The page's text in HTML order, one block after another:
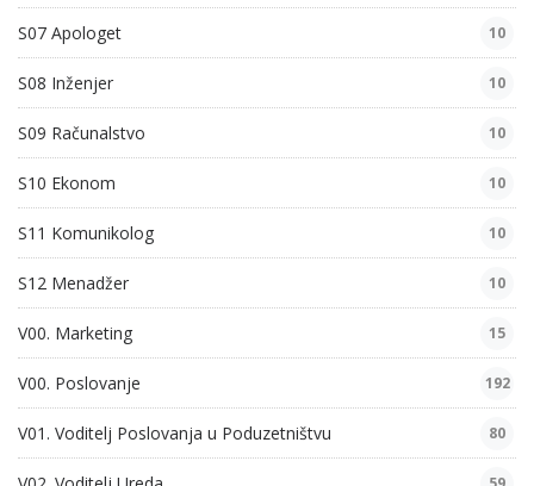
S07 Apologet 10
S08 Inženjer 10
S09 Računalstvo 10
S10 Ekonom 10
S11 Komunikolog 10
S12 Menadžer 10
V00. Marketing 15
V00. Poslovanje 192
V01. Voditelj Poslovanja u Poduzetništvu 80